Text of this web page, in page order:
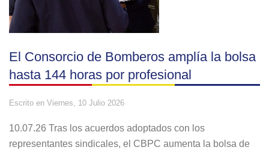
El Consorcio de Bomberos amplía la bolsa
hasta 144 horas por profesional
Escrito en Viernes, 10 Julio 2026
10.07.26 Tras los acuerdos adoptados con los
representantes sindicales, el CBPC aumenta la bolsa de